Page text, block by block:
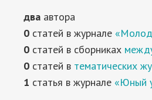
два автора
0 статей в журнале
0 статей в сборниках
0 статей в тематических
1 статья в журнале «Юный